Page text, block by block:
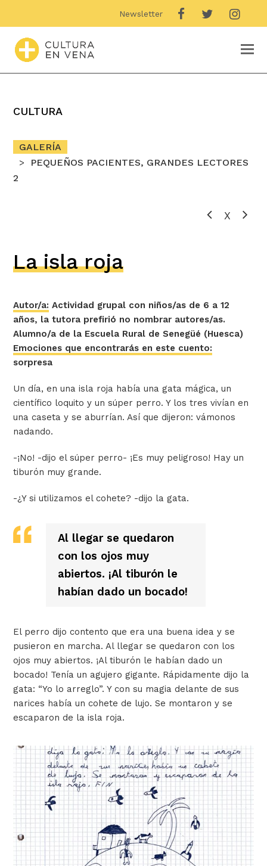
Newsletter
CULTURA
GALERÍA
PEQUEÑOS PACIENTES, GRANDES LECTORES
2
X
La isla roja
Autor/a: Actividad grupal con niños/as de 6 a 12
años, la tutora prefirió no nombrar autores/as.
Alumno/a de la Escuela Rural de Senegüé (Huesca)
Emociones que encontrarás en este cuento:
sorpresa
Un día, en una isla roja había una gata mágica, un
científico loquito y un súper perro. Y los tres vivían en
una caseta y se aburrían. Así que dijeron: vámonos
nadando.
-¡No! -dijo el súper perro- ¡Es muy peligroso! Hay un
tiburón muy grande.
-¿Y si utilizamos el cohete? -dijo la gata.
Al llegar se quedaron
con los ojos muy
abiertos. ¡Al tiburón le
habían dado un bocado!
El perro dijo contento que era una buena idea y se
pusieron en marcha.Al llegar se quedaron con los
ojos muy abiertos. ¡Al tiburón le habían dado un
bocado! Tenía un agujero gigante. Rápidamente dijo la
gata: “Yo lo arreglo”. Y con su magia delante de sus
narices había un cohete de lujo. Se montaron y se
escaparon de la isla roja.